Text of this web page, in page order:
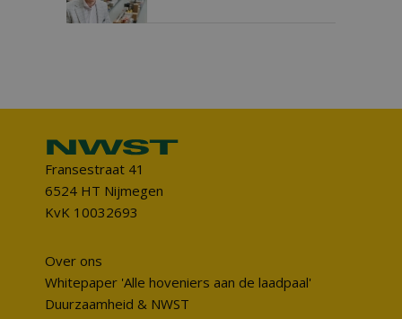
Fransestraat 41
6524 HT Nijmegen
KvK 10032693
Over ons
Whitepaper 'Alle hoveniers aan de laadpaal'
Duurzaamheid & NWST